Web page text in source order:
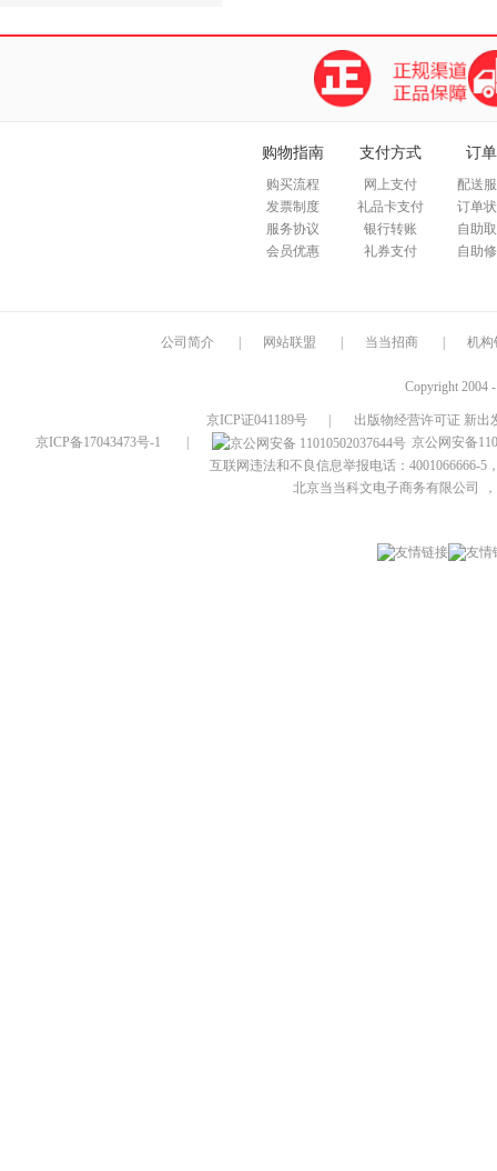
购物指南
购买流程
发票制度
服务协议
会员优惠
支付方式
网上支付
礼品卡支付
银行转账
礼券支付
订
配送
订单
自助
自助
公司简介 网站联盟 当当招商 机构
Copyright 2004
京ICP证041189号
出版物经营许可证 新出
京ICP备17043473号-1
京公网安备
互联网违法和不良信息举报电话：4001066666-5
北京当当科文电子商务有限公司